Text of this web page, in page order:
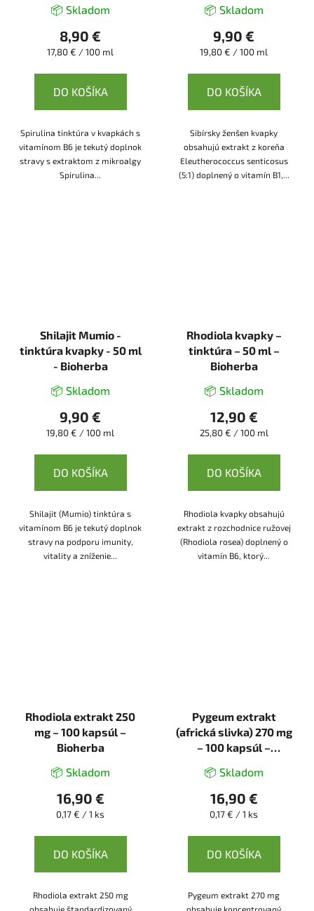
📦 Skladom
8,90 €
Jednotková
17,80 € / 100 ml
DO KOŠÍKA
Spirulina tinktúra v kvapkách s
vitamínom B6 je tekutý doplnok
stravy s extraktom z mikroalgy
Spirulina...
📦 Skladom
9,90 €
Jednotková
19,80 € / 100 ml
DO KOŠÍKA
Sibírsky ženšen kvapky
obsahujú extrakt z koreňa
Eleutherococcus senticosus
(5:1) doplnený o vitamín B1,...
Shilajit Mumio -
tinktúra kvapky - 50 ml
- Bioherba
📦 Skladom
9,90 €
Jednotková
19,80 € / 100 ml
DO KOŠÍKA
Shilajit (Mumio) tinktúra s
vitamínom B6 je tekutý doplnok
stravy na podporu imunity,
vitality a zníženie...
Rhodiola kvapky –
tinktúra – 50 ml –
Bioherba
📦 Skladom
12,90 €
Jednotková
25,80 € / 100 ml
DO KOŠÍKA
Rhodiola kvapky obsahujú
extrakt z rozchodnice ružovej
(Rhodiola rosea) doplnený o
vitamín B6, ktorý...
Rhodiola extrakt 250
mg – 100 kapsúl –
Bioherba
📦 Skladom
16,90 €
Jednotková
0,17 € / 1 ks
DO KOŠÍKA
Rhodiola extrakt 250 mg
obsahuje štandardizovaný
Pygeum extrakt
(africká slivka) 270 mg
– 100 kapsúl –
📦 Skladom
16,90 €
Jednotková
0,17 € / 1 ks
DO KOŠÍKA
Pygeum extrakt 270 mg
obsahuje koncentrovaný